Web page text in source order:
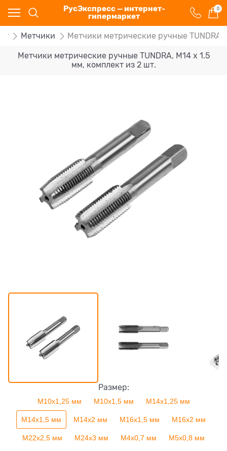
РусЭкспресс — интернет-
гипермаркет
0
Метчики Метчики метрические ручные
Метчики метрические ручные TUNDRA, М14 х 1.5
мм, комплект из 2 шт.
Размер:
М10х1,25 мм М10х1,5 мм М14х1,25 мм
М14х1,5 мм М14х2 мм М16х1,5 мм М16х2 мм
М22х2,5 мм М24х3 мм М4х0,7 мм М5х0,8 мм